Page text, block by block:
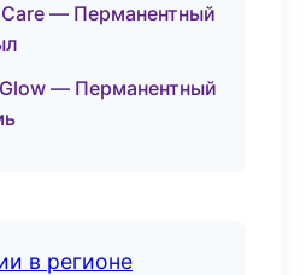
— Перманентный
— Перманентный
в регионе